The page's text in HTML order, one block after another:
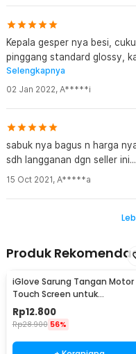
Kepala gesper nya besi,
pinggang standard glossy,
Sesuai harga.
Selengkapnya
02 Jan 2022, A*****i
sabuk nya bagus n harga
sdh langganan dgn seller
15 Oct 2021, A*****a
Produk
iGlove Sarung Tangan Motor
Touch Screen untuk
Smartphone dan Tablet -
Rp12.800
Rp28.900 56%